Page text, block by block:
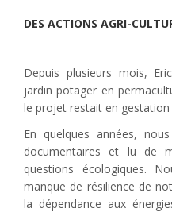
DES ACTIONS AGRI-
Depuis plusieurs mois,
jardin potager en
le projet restait en
En quelques années,
documentaires et lu de
questions écologiques.
manque de résilience de
la dépendance aux